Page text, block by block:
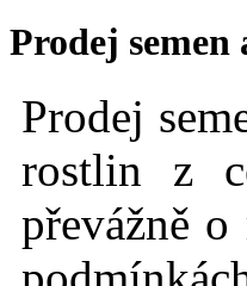
Prodej
Prodej
rostlin z
převážně